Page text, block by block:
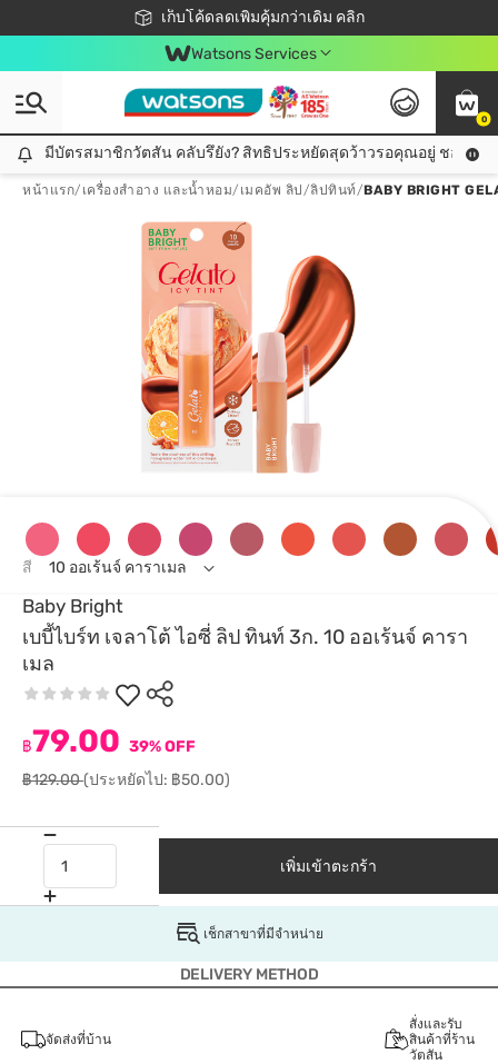
เก็บโค้ดลดเพิ่มคุ้มกว่าเดิม คลิก
ชอปออนไลน์ครั้งแรก ลดเพิ่มจุก ๆ 10%! 🎉
📦ส่งฟรี! เมื่อชอป 499฿
สมาชิกวัตสัน คลับดียังไง?
Watsons Services
0
มีบัตรสมาชิกวัตสัน คลับรึยัง? สิทธิประหยัดสุดว้าวรอคุณอยู่ ชอปคุ้มกว่าเดิม คลิก!
มีบัตรสมาชิกวัตสัน คลับรึยัง? สิทธิประหยัดสุดว้าวรอคุณอยู่ ชอปคุ้มก
หน้าแรก/ เครื่องสำอาง และน้ำหอม/ เมคอัพ ลิป /ลิปทินท์/BABY BRIGHT
Baby Bright
เบบี้ไบร์ท เจลาโต้ ไอซี่ ลิป ทินท์ 3ก. 10 ออเร้นจ์ คารา
เมล
฿79.00 39% OFF
฿129.00(ประหยัดไป: ฿50.00)
สี 10 ออเร้นจ์ คาราเมล
เพิ่มเข้าตะกร้า
เช็กสาขาที่มีจำหน่าย
DELIVERY METHOD
จัดส่งที่บ้าน
สั่งและรับ
สินค้าที่ร้าน
วัตสัน